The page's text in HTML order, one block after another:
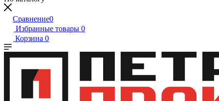
Сравнение0
Избранные товары 0
Корзина 0